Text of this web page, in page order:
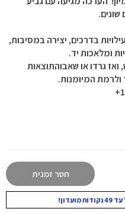
בדרכים, יצירה במסיבות,
ומלאכות יד.
ואז גרדו או שאבוהתוצאות
המיומנות.
חסר זמנית